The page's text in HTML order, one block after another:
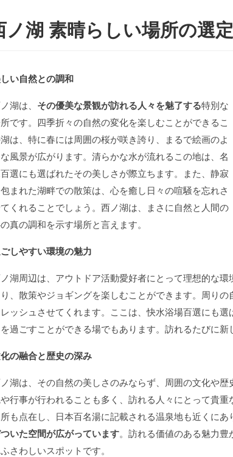
ノ湖 素晴らしい場所の選定
い自然との調和
湖は、 その優美な景観が訪れる人々を魅了する特別な
です。四季折々の自然の変化を楽しむことができるこ
は、特に春には周囲の桜が咲き誇り、まるで絵画のよ
風景が広がります。清らかな水が流れるこの地は、名
選にも選ばれたその美しさが際立ちます。また、静寂
まれた湖畔での散策は、心を癒し日々の喧騒を忘れさ
くれることでしょう。西ノ湖は、まさに自然と人間の
真の調和を示す場所と言えます。
しやすい環境の魅力
湖周辺は、アウトドア活動愛好者にとって理想的な
、散策やジョギングを楽しむことができます。周り
ッシュさせてくれます。ここは、快水浴場百選にも
過ごすことができる場でもあります。訪れるたびに新
の融合と歴史の深み
湖は、その自然の美しさのみならず、周囲の文化や
行事が行われることも多く、訪れる人々にとって貴
も点在し、日本百名湯に記載される温泉地も近くにあ
いた空間が広がっています。訪れる価値のある魅力豊
さわしいスポットです。